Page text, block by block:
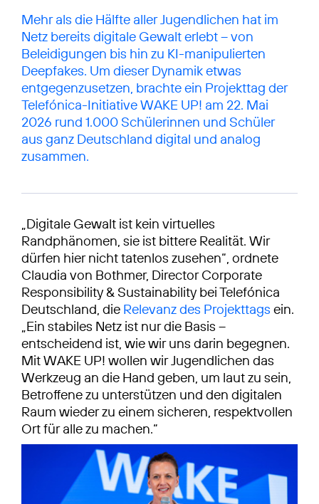
Mehr als die Hälfte aller Jugendlichen hat im
Netz bereits digitale Gewalt erlebt – von
Beleidigungen bis hin zu KI-manipulierten
Deepfakes. Um dieser Dynamik etwas
entgegenzusetzen, brachte ein Projekttag der
Telefónica-Initiative WAKE UP! am 22. Mai
2026 rund 1.000 Schülerinnen und Schüler
aus ganz Deutschland digital und analog
zusammen.
„Digitale Gewalt ist kein virtuelles
Randphänomen, sie ist bittere Realität. Wir
dürfen hier nicht tatenlos zusehen“, ordnete
Claudia von Bothmer, Director Corporate
Responsibility & Sustainability bei Telefónica
Deutschland, die Relevanz des Projekttags ein.
„Ein stabiles Netz ist nur die Basis –
entscheidend ist, wie wir uns darin begegnen.
Mit WAKE UP! wollen wir Jugendlichen das
Werkzeug an die Hand geben, um laut zu sein,
Betroffene zu unterstützen und den digitalen
Raum wieder zu einem sicheren, respektvollen
Ort für alle zu machen.“